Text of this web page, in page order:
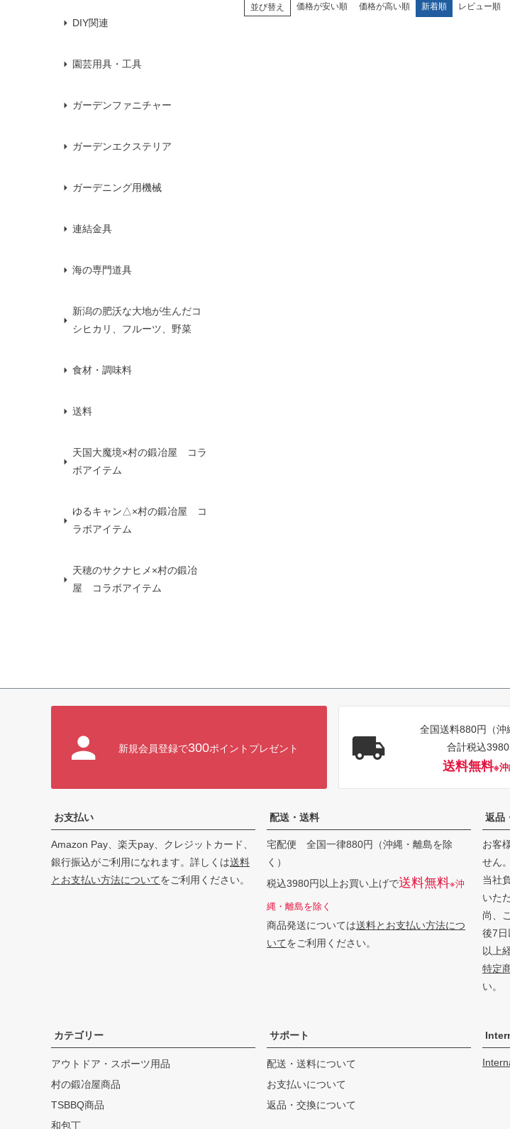
DIY関連
園芸用具・工具
ガーデンファニチャー
ガーデンエクステリア
ガーデニング用機械
連結金具
海の専門道具
新潟の肥沃な大地が生んだコ
シヒカリ、フルーツ、野菜
食材・調味料
送料
天国大魔境×村の鍛冶屋 コラ
ボアイテム
ゆるキャン△×村の鍛冶屋 コ
ラボアイテム
天穂のサクナヒメ×村の鍛冶
屋 コラボアイテム
並び替え 価格が安い順 価格が高い順 新着順 レビュー順
新規会員登録で300ポイントプレゼント
全国送料880円（沖
合計税込
送料無料※沖
お支払い
Amazon Pay、楽天pay、クレジットカード、
銀行振込がご利用になれます。詳しくは送料
とお支払い方法についてをご利用ください。
配送・送料
宅配便 全国一律880円（沖縄・離島を除
く）
税込3980円以上お買い上げで送料無料※沖
縄・離島を除く
商品発送については送料とお支払い方法につ
いてをご利用ください。
返品
お客
せん
当社
いた
尚、
後7日
以上
特定
い。
カテゴリー
アウトドア・スポーツ用品
村の鍛冶屋商品
TSBBQ商品
和包丁
サポート
配送・送料について
お支払いについて
返品・交換について